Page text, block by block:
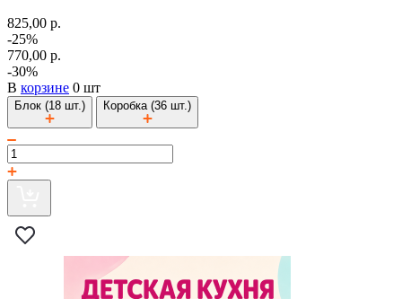
825,00 р.
-25%
770,00 р.
-30%
В корзине 0 шт
Блок (18 шт.) Коробка (36 шт.)